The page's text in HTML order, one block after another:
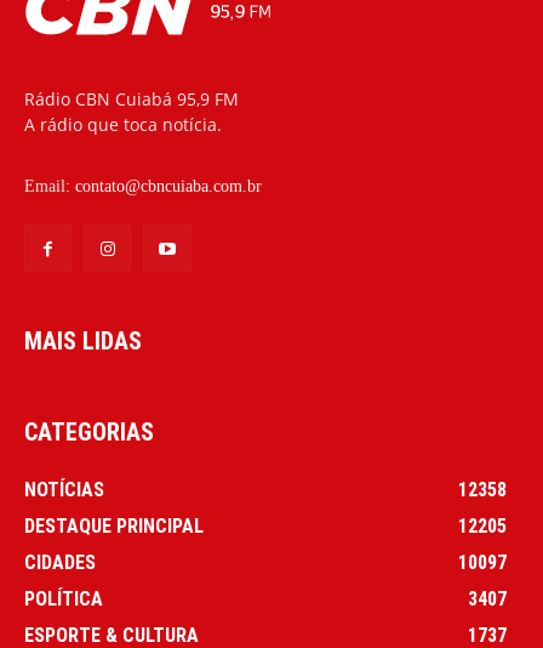
Rádio CBN Cuiabá 95,9 FM
A rádio que toca notícia.
Email: contato@cbncuiaba.com.br
MAIS LIDAS
CATEGORIAS
NOTÍCIAS
12358
DESTAQUE PRINCIPAL
12205
CIDADES
10097
POLÍTICA
3407
ESPORTE & CULTURA
1737